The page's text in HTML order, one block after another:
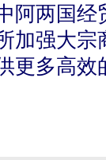
阿两国经
加强大宗
更多高效